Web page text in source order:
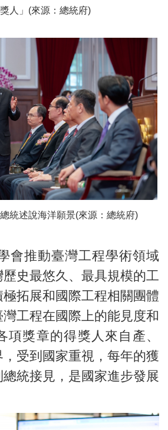
人」(來源：總統府)
統述說海洋願景(來源：總統府)
推動臺灣工程學術領域
史最悠久、最具規模的工
拓展和國際工程相關團體
工程在國際上的能見度和
項獎章的得獎人來自產、
受到國家重視，每年的獲
統接見，是國家進步發展